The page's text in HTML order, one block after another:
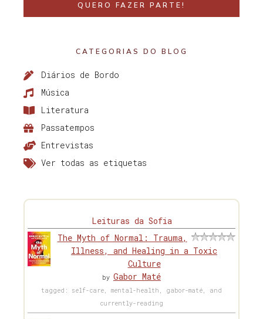
QUERO FAZER PARTE!
CATEGORIAS DO BLOG
Diários de Bordo
Música
Literatura
Passatempos
Entrevistas
Ver todas as etiquetas
Leituras da Sofia
The Myth of Normal: Trauma,
Illness, and Healing in a Toxic
Culture
by Gabor Maté
tagged: self-care, mental-health, gabor-maté, and
currently-reading